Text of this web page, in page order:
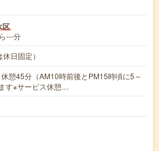
区
---分
日固定）
休憩45分（AM10時前後とPM15時頃に5～
す※サービス休憩…